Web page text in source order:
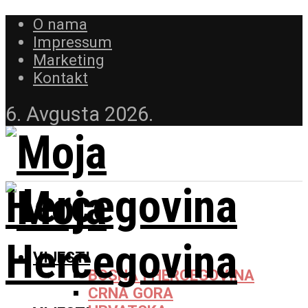
O nama
Impressum
Marketing
Kontakt
6. Avgusta 2026.
VIJESTI
BOSNA I HERCEGOVINA
CRNA GORA